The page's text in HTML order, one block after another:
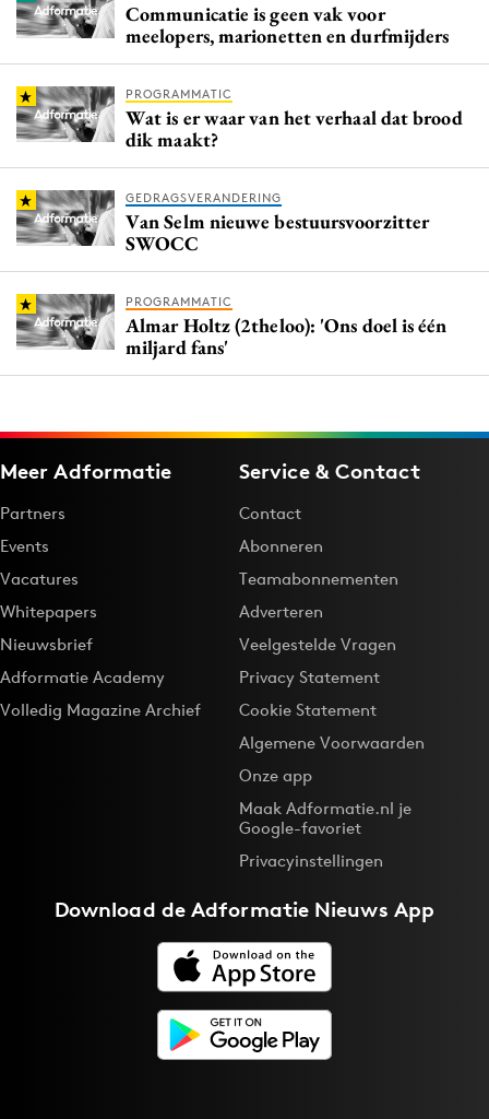
Communicatie is geen vak voor
meelopers, marionetten en durfmijders
PROGRAMMATIC
Wat is er waar van het verhaal dat brood
dik maakt?
GEDRAGSVERANDERING
Van Selm nieuwe bestuursvoorzitter
SWOCC
PROGRAMMATIC
Almar Holtz (2theloo): 'Ons doel is één
miljard fans'
Meer Adformatie
Partners
Events
Vacatures
Whitepapers
Nieuwsbrief
Adformatie Academy
Volledig Magazine Archief
Service & Contact
Contact
Abonneren
Teamabonnementen
Adverteren
Veelgestelde Vragen
Privacy Statement
Cookie Statement
Algemene Voorwaarden
Onze app
Maak Adformatie.nl je
Google-favoriet
Privacyinstellingen
Download deAdformatie Nieuws App